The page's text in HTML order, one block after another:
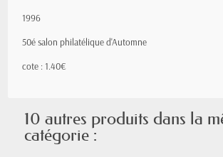
1996
50é salon philatélique d'Automne
cote : 1.40€
10 autres produits dans la
catégorie :